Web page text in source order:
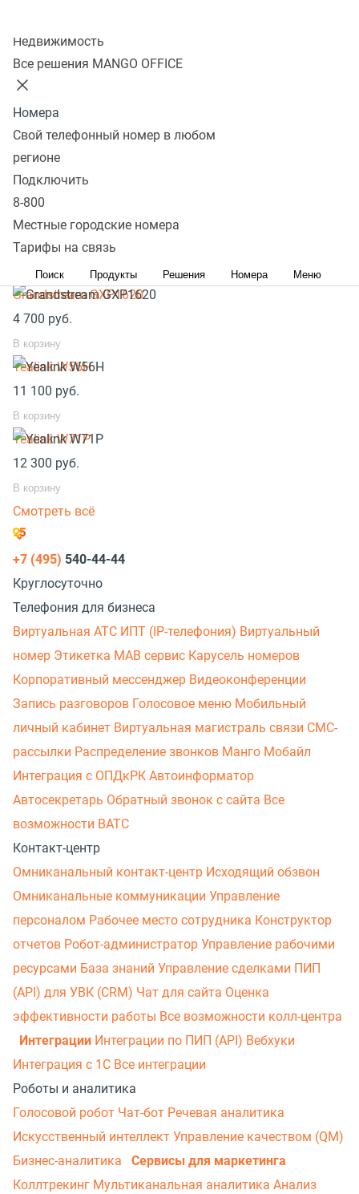
Недвижимость
Все решения MANGO OFFICE
Номера
Свой телефонный номер в любом
регионе
Подключить
8-800
Местные городские номера
Тарифы на связь
Поиск Продукты Решения Номера Меню
SIP телефоны беспроводные
8 300руб.
В корзину
Yealink SIP-T31
4 700руб.
В корзину
Grandstream GXP1620
4 700 руб.
В корзину
Yealink W56H
11 100 руб.
В корзину
Yealink W71P
12 300 руб.
В корзину
Смотреть всё
+7 (495) 540-44-44
Круглосуточно
Телефония для бизнеса
Виртуальная АТС ИПТ (IP-телефония) Виртуальный
номер Этикетка МАВ сервис Карусель номеров
Корпоративный мессенджер Видеоконференции
Запись разговоров Голосовое меню Мобильный
личный кабинет Виртуальная магистраль связи СМС-
рассылки Распределение звонков Манго Мобайл
Интеграция с ОПДкРК Автоинформатор
Автосекретарь Обратный звонок с сайта Все
возможности ВАТС
Контакт-центр
Омниканальный контакт-центр Исходящий обзвон
Омниканальные коммуникации Управление
персоналом Рабочее место сотрудника Конструктор
отчетов Робот-администратор Управление рабочими
ресурсами База знаний Управление сделками ПИП
(API) для УВК (CRM) Чат для сайта Оценка
эффективности работы Все возможности колл-центра
Интеграции Интеграции по ПИП (API) Вебхуки
Интеграция с 1С Все интеграции
Роботы и аналитика
Голосовой робот Чат-бот Речевая аналитика
Искусственный интеллект Управление качеством (QM)
Бизнес-аналитика
Сервисы для маркетинга
Коллтрекинг Мультиканальная аналитика Анализ